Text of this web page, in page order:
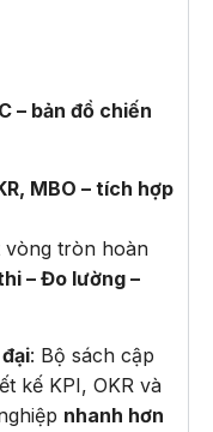
– bản đồ chiến
MBO – tích hợp
vòng tròn hoàn
– Đo lường –
: Bộ sách cập
kế KPI, OKR và
nhanh hơn